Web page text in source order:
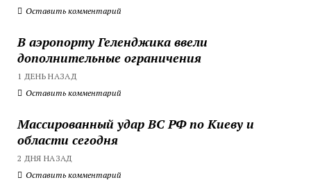
Оставить комментарий
В аэропорту Геленджика ввели
дополнительные ограничения
1 ДЕНЬ НАЗАД
Оставить комментарий
Массированный удар ВС РФ по Киеву и
области сегодня
2 ДНЯ НАЗАД
Оставить комментарий